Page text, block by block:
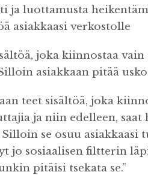
ja luottamusta
asiakkaasi verkostolle
joka kiinnostaa
asiakkaan pitää
teet sisältöä, joka
ja niin edelleen,
Silloin se osuu asiakkaasi
jo sosiaalisen filtterin
pitäisi tsekata se.”